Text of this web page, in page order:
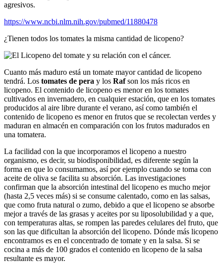
agresivos.
https://www.ncbi.nlm.nih.gov/pubmed/11880478
¿Tienen todos los tomates la misma cantidad de licopeno?
Cuanto más maduro está un tomate mayor cantidad de licopeno
tendrá. Los tomates de pera y los Rafson los más ricos en
licopeno. El contenido de licopeno es menor en los tomates
cultivados en invernadero, en cualquier estación, que en los tomates
producidos al aire libre durante el verano, así como también el
contenido de licopeno es menor en frutos que se recolectan verdes y
maduran en almacén en comparación con los frutos madurados en
una tomatera.
La facilidad con la que incorporamos el licopeno a nuestro
organismo, es decir, su biodisponibilidad, es diferente según la
forma en que lo consumamos, así por ejemplo cuando se toma con
aceite de oliva se facilita su absorción. Las investigaciones
confirman que la absorción intestinal del licopeno es mucho mejor
(hasta 2,5 veces más) si se consume calentado, como en las salsas,
que como fruta natural o zumo, debido a que el licopeno se absorbe
mejor a través de las grasas y aceites por su liposolubilidad y a que,
con temperaturas altas, se rompen las paredes celulares del fruto, que
son las que dificultan la absorción del licopeno. Dónde más licopeno
encontramos es en el concentrado de tomate y en la salsa. Si se
cocina a más de 100 grados el contenido en licopeno de la salsa
resultante es mayor.